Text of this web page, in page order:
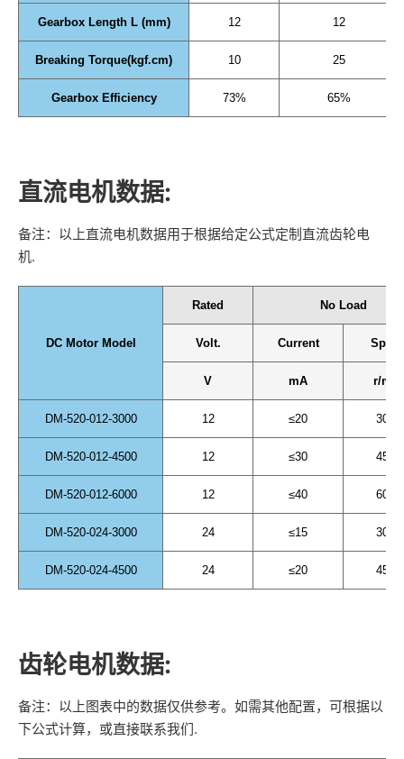
Gearbox Length L (mm) 12 12
Breaking Torque(kgf.cm) 10 25
Gearbox Efficiency 73% 65%
直流电机数据:
备注：以上直流电机数据用于根据给定公式定制直流齿轮电
机.
DC Motor Model
Rated No Load
Volt. Current
V mA r/min
DM-520-012-3000 12 ≤20 3000
DM-520-012-4500 12 ≤30 4500
DM-520-012-6000 12 ≤40 6000
DM-520-024-3000 24 ≤15 3000
DM-520-024-4500 24 ≤20 4500
齿轮电机数据:
备注：以上图表中的数据仅供参考。如需其他配置，可根据以
下公式计算，或直接联系我们.